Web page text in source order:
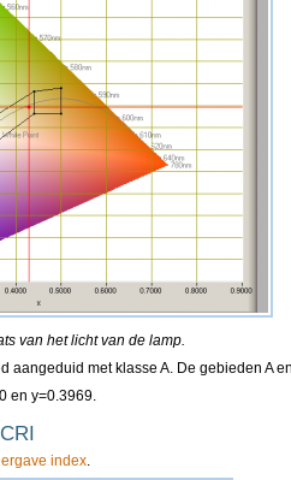
van het licht van de lamp.
aangeduid met klasse A. De gebieden A
en y=0.3969.
index.